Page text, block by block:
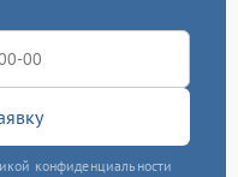
конфиденциальности